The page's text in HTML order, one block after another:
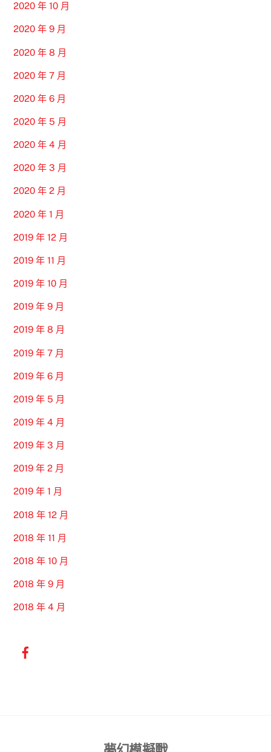
2020 年 10 月
2020 年 9 月
2020 年 8 月
2020 年 7 月
2020 年 6 月
2020 年 5 月
2020 年 4 月
2020 年 3 月
2020 年 2 月
2020 年 1 月
2019 年 12 月
2019 年 11 月
2019 年 10 月
2019 年 9 月
2019 年 8 月
2019 年 7 月
2019 年 6 月
2019 年 5 月
2019 年 4 月
2019 年 3 月
2019 年 2 月
2019 年 1 月
2018 年 12 月
2018 年 11 月
2018 年 10 月
2018 年 9 月
2018 年 4 月
Back